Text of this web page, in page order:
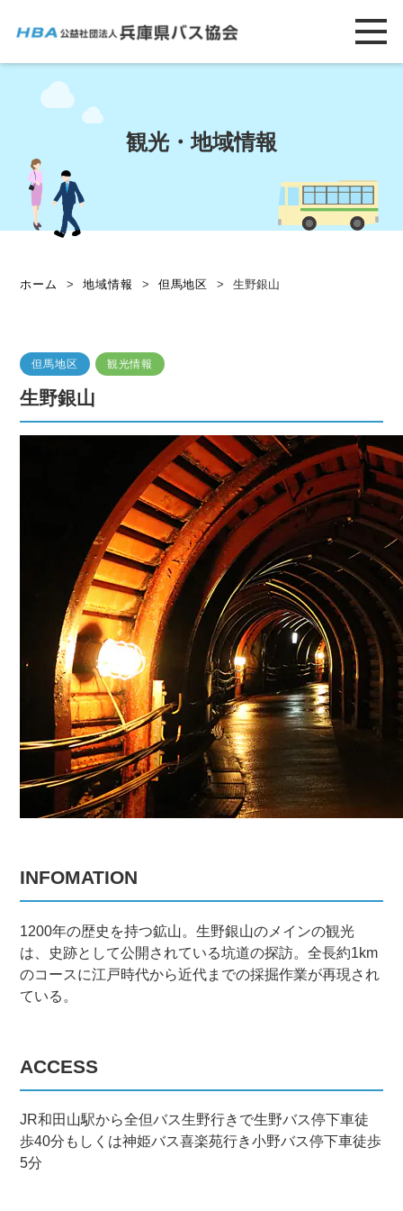
観光・地域情報
ホーム > 地域情報 > 但馬地区 > 生野銀山
生野銀山
但馬地区 観光情報
INFOMATION
1200年の歴史を持つ鉱山。生野銀山のメインの観光
は、史跡として公開されている坑道の探訪。全長約1km
のコースに江戸時代から近代までの採掘作業が再現され
ている。
ACCESS
JR和田山駅から全但バス生野行きで生野バス停下車徒
歩40分もしくは神姫バス喜楽苑行き小野バス停下車徒歩
5分